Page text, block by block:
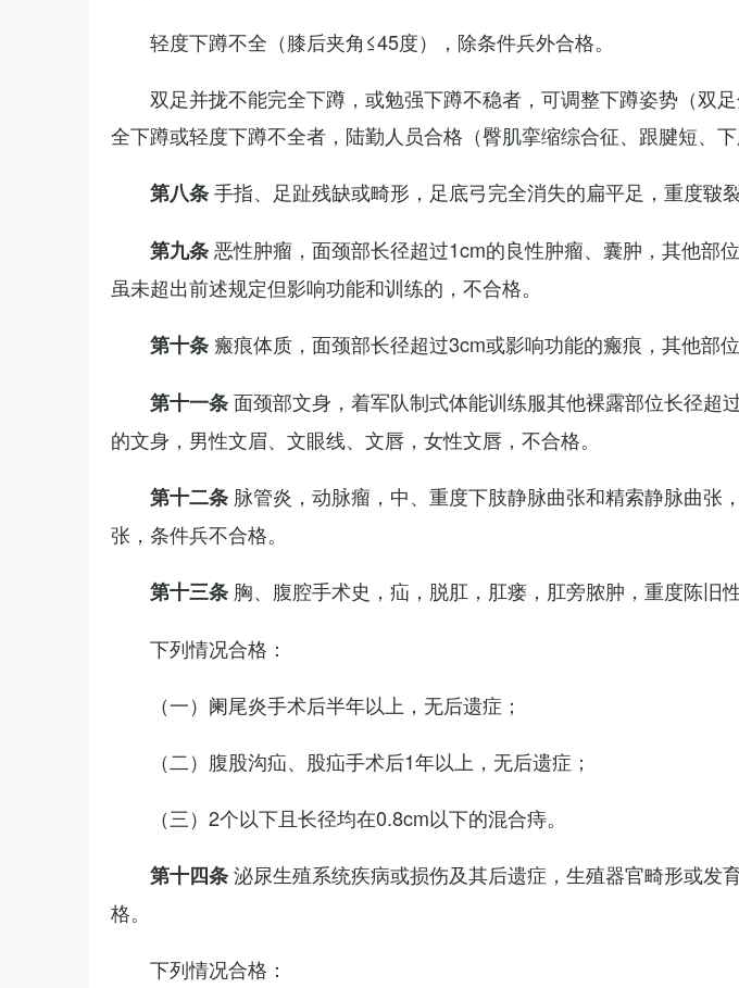
轻度下蹲不全（膝后夹角≤45度），除条件兵外合格。
双足并拢不能完全下蹲，或勉强下蹲不稳者，可调整下蹲姿势（双
全下蹲或轻度下蹲不全者，陆勤人员合格（臀肌挛缩综合征、跟腱短、
第八条手指、足趾残缺或畸形，足底弓完全消失的扁平足，重度皲
第九条恶性肿瘤，面颈部长径超过1cm的良性肿瘤、囊肿，其他部
虽未超出前述规定但影响功能和训练的，不合格。
第十条 瘢痕体质，面颈部长径超过3cm或影响功能的瘢痕，其他部
第十一条面颈部文身，着军队制式体能训练服其他裸露部位长径超
的文身，男性文眉、文眼线、文唇，女性文唇，不合格。
第十二条 脉管炎，动脉瘤，中、重度下肢静脉曲张和精索静脉曲张
张，条件兵不合格。
第十三条 胸、腹腔手术史，疝，脱肛，肛瘘，肛旁脓肿，重度陈旧
下列情况合格：
（一）阑尾炎手术后半年以上，无后遗症；
（二）腹股沟疝、股疝手术后1年以上，无后遗症；
（三）2个以下且长径均在0.8cm以下的混合痔。
第十四条泌尿生殖系统疾病或损伤及其后遗症，生殖器官畸形或发
格。
下列情况合格：